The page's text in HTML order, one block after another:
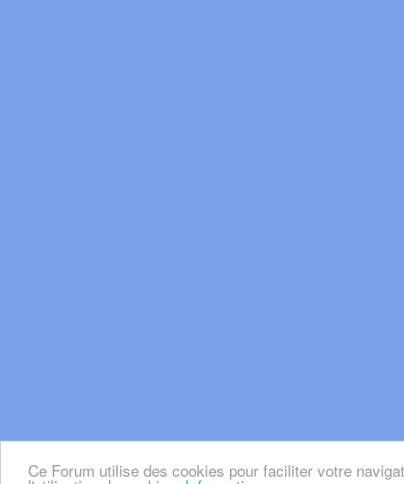
Ce Forum utilise des cookies pour faciliter votre